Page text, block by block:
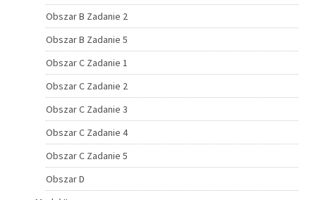
Obszar B Zadanie 2
Obszar B Zadanie 5
Obszar C Zadanie 1
Obszar C Zadanie 2
Obszar C Zadanie 3
Obszar C Zadanie 4
Obszar C Zadanie 5
Obszar D